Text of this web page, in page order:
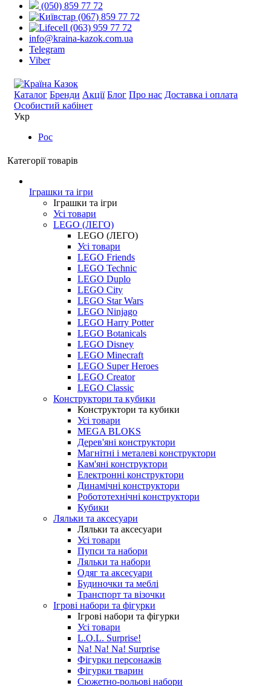
(050) 859 77 72
(067) 859 77 72
(063) 959 77 72
info@kraina-kazok.com.ua
Telegram
Viber
Каталог Бренди Акції Блог Про нас Доставка і оплата
Особистий кабінет
Укр
Рос
Категорії товарів
Іграшки та ігри
Іграшки та ігри
Усі товари
LEGO (ЛЕГО)
LEGO (ЛЕГО)
Усі товари
LEGO Friends
LEGO Technic
LEGO Duplo
LEGO City
LEGO Star Wars
LEGO Ninjago
LEGO Harry Potter
LEGO Botanicals
LEGO Disney
LEGO Minecraft
LEGO Super Heroes
LEGO Creator
LEGO Classic
Конструктори та кубики
Конструктори та кубики
Усі товари
MEGA BLOKS
Дерев'яні конструктори
Магнітні і металеві конструктори
Кам'яні конструктори
Електронні конструктори
Динамічні конструктори
Робототехнічні конструктори
Кубики
Ляльки та аксесуари
Ляльки та аксесуари
Усі товари
Пупси та набори
Ляльки та набори
Одяг та аксесуари
Будиночки та меблі
Транспорт та візочки
Ігрові набори та фігурки
Ігрові набори та фігурки
Усі товари
L.O.L. Surprise!
Na! Na! Na! Surprise
Фігурки персонажів
Фігурки тварин
Сюжетно-рольові набори